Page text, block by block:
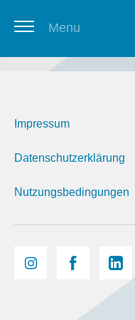
Menu
Newsletter
Impressum
Datenschutzerklärung
Nutzungsbedingungen